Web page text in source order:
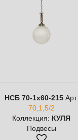
НСБ 70-1х60-215 Арт.
70,1,5/2
Коллекция: КУЛЯ
Подвесы